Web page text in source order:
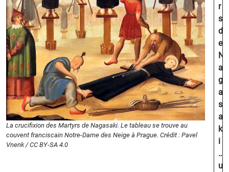
La crucifixion des Martyrs de Nagasaki. Le tableau se trouve au
couvent franciscain Notre-Dame des Neige à Prague. Crédit : Pavel
Vnenk / CC BY-SA 4.0
r
s
d
e
N
a
g
a
s
a
k
i
…
u